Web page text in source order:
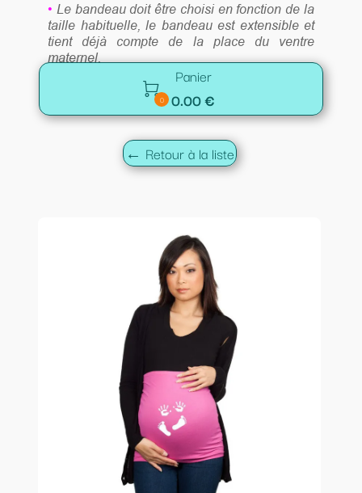
• Le bandeau doit être choisi en fonction de la
taille habituelle, le bandeau est extensible et
tient déjà compte de la place du ventre
maternel.

0
Panier
0.00 €
← Retour à la liste